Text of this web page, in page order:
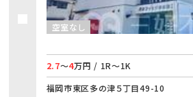
空室なし
2.7～4万円 / 1R～1K
福岡市東区多の津５丁目49-10